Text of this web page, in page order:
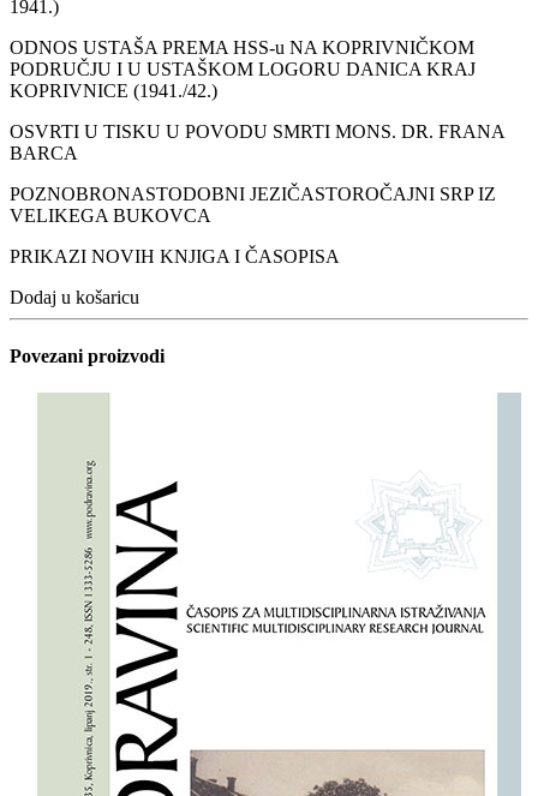
1941.)
ODNOS USTAŠA PREMA HSS-u NA KOPRIVNIČKOM
PODRUČJU I U USTAŠKOM LOGORU DANICA KRAJ
KOPRIVNICE (1941./42.)
OSVRTI U TISKU U POVODU SMRTI MONS. DR. FRANA
BARCA
POZNOBRONASTODOBNI JEZIČASTOROČAJNI SRP IZ
VELIKEGA BUKOVCA
PRIKAZI NOVIH KNJIGA I ČASOPISA
Dodaj u košaricu
Povezani proizvodi